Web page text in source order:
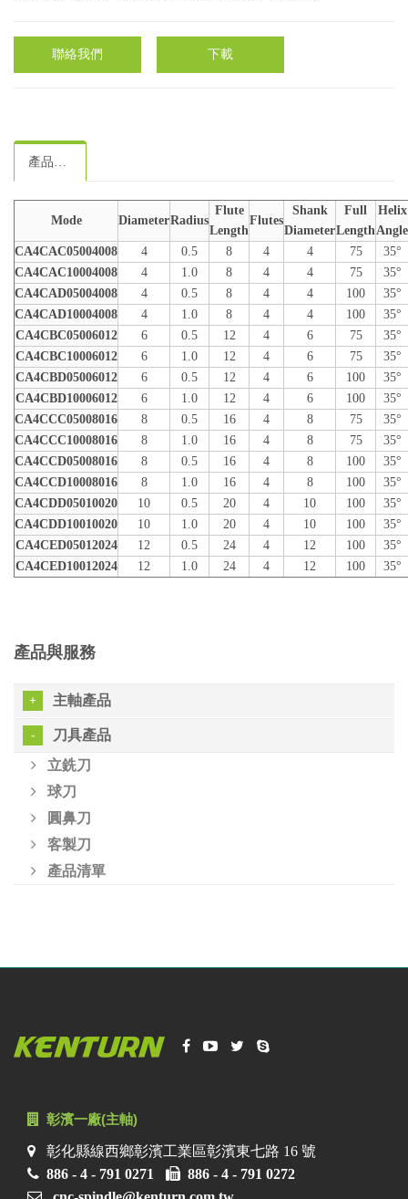
聯絡我們 下載
Mode DiameterRadius
Flute
Length
Flutes
Shank
Diameter
Full
Length
Helix
Angle
CA4CAC05004008
4 0.5 8 4 4 75
35°
CA4CAC10004008
4 1.0 8 4 4 75
35°
CA4CAD05004008
4 0.5 8 4 4 100
35°
CA4CAD10004008
4 1.0 8 4 4 100
35°
CA4CBC05006012
6 0.5 12 4 6 75
35°
CA4CBC10006012
6 1.0 12 4 6 75
35°
CA4CBD05006012
6 0.5 12 4 6 100
35°
CA4CBD10006012
6 1.0 12 4 6 100
35°
CA4CCC05008016
8 0.5 16 4 8 75
35°
CA4CCC10008016
8 1.0 16 4 8 75
35°
CA4CCD05008016
8 0.5 16 4 8 100
35°
CA4CCD10008016
8 1.0 16 4 8 100
35°
CA4CDD05010020
10 0.5 20 4 10 100
35°
CA4CDD10010020
10 1.0 20 4 10 100
35°
CA4CED05012024
12 0.5 24 4 12 100
35°
CA4CED10012024
12 1.0 24 4 12 100 35°
產品與服務
主軸產品
刀具產品
立銑刀
球刀
圓鼻刀
客製刀
產品清單
彰濱一廠(主軸)
彰化縣線西鄉彰濱工業區彰濱東七路 16 號
886 - 4 - 791 0271
886 - 4 - 791 0272